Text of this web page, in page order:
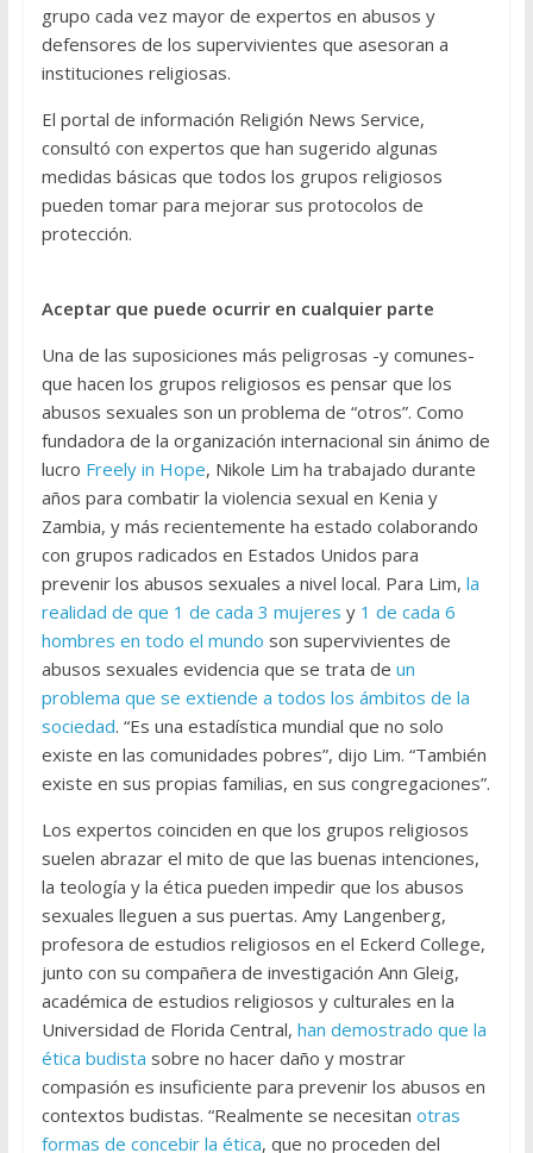
grupo cada vez mayor de expertos en abusos y
defensores de los supervivientes que asesoran a
instituciones religiosas.
El portal de información Religión News Service,
consultó con expertos que han sugerido algunas
medidas básicas que todos los grupos religiosos
pueden tomar para mejorar sus protocolos de
protección.
Aceptar que puede ocurrir en cualquier parte
Una de las suposiciones más peligrosas -y comunes-
que hacen los grupos religiosos es pensar que los
abusos sexuales son un problema de “otros”. Como
fundadora de la organización internacional sin ánimo de
lucro Freely in Hope, Nikole Lim ha trabajado durante
años para combatir la violencia sexual en Kenia y
Zambia, y más recientemente ha estado colaborando
con grupos radicados en Estados Unidos para
prevenir los abusos sexuales a nivel local. Para Lim, la
realidad de que 1 de cada 3 mujeres y 1 de cada 6
hombres en todo el mundo son supervivientes de
abusos sexuales evidencia que se trata de un
problema que se extiende a todos los ámbitos de la
sociedad. “Es una estadística mundial que no solo
existe en las comunidades pobres”, dijo Lim. “También
existe en sus propias familias, en sus congregaciones”.
Los expertos coinciden en que los grupos religiosos
suelen abrazar el mito de que las buenas intenciones,
la teología y la ética pueden impedir que los abusos
sexuales lleguen a sus puertas. Amy Langenberg,
profesora de estudios religiosos en el Eckerd College,
junto con su compañera de investigación Ann Gleig,
académica de estudios religiosos y culturales en la
Universidad de Florida Central, han demostrado que la
ética budista sobre no hacer daño y mostrar
compasión es insuficiente para prevenir los abusos en
contextos budistas. “Realmente se necesitan otras
formas de concebir la ética, que no proceden del